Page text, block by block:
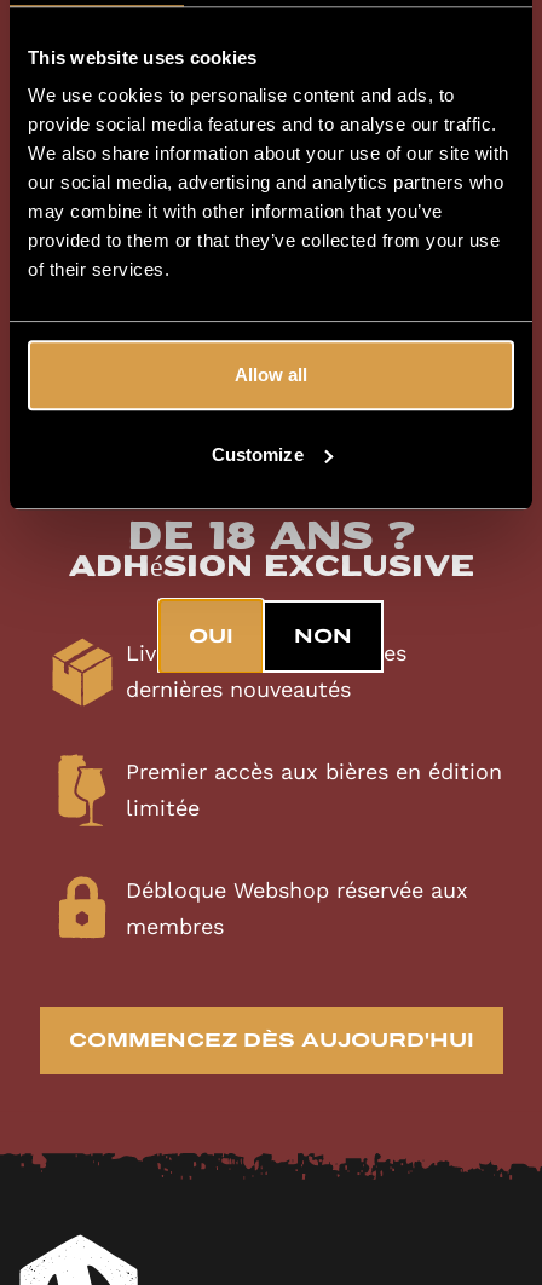
This website uses cookies
We use cookies to personalise content and ads, to
provide social media features and to analyse our traffic.
We also share information about your use of our site with
our social media, advertising and analytics partners who
may combine it with other information that you’ve
provided to them or that they’ve collected from your use
of their services.
Allow all
Customize
de 18 ans ?
OUI NON
Adhésion exclusive
Livraison automatique des
dernières nouveautés
Premier accès aux bières en édition
limitée
Débloque Webshop réservée aux
membres
COMMENCEZ DÈS AUJOURD'HUI